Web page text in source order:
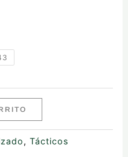
, Tácticos